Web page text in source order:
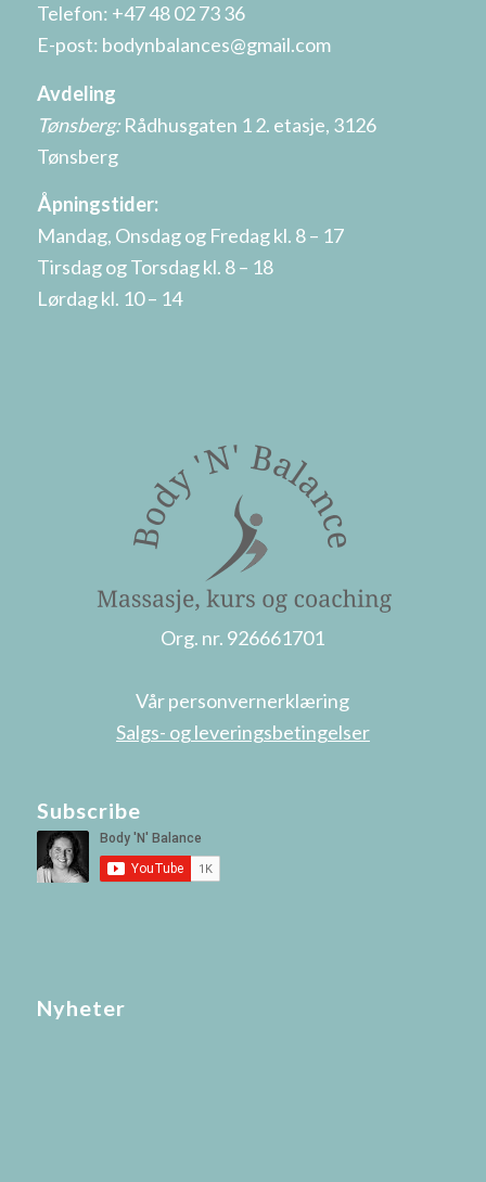
Telefon: +47 48 02 73 36
E-post: bodynbalances@gmail.com
Avdeling
Tønsberg: Rådhusgaten 1 2. etasje, 3126
Tønsberg
Åpningstider:
Mandag, Onsdag og Fredag kl. 8 – 17
Tirsdag og Torsdag kl. 8 – 18
Lørdag kl. 10 – 14
Org. nr. 926661701
Vår personvernerklæring
Salgs- og leveringsbetingelser
Subscribe
Nyheter